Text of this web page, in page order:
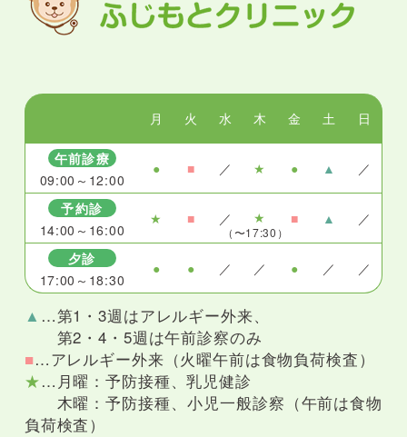
月 火 水 木 金 土 日
午前診療
09:00～12:00
● ■ ／ ★ ● ▲ ／
予約診
14:00～16:00
★ ■ ／ ★
（〜17:30）
■ ▲ ／
夕診
17:00～18:30
● ● ／ ／ ● ／ ／
▲ …第1・3週はアレルギー外来、
第2・4・5週は午前診察のみ
■…アレルギー外来（火曜午前は食物負荷検査）
★…月曜：予防接種、乳児健診
木曜：予防接種、小児一般診察（午前は食物
負荷検査）